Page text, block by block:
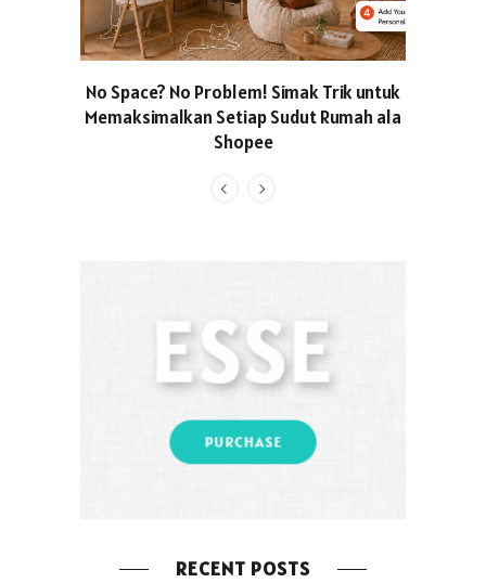
No Space? No Problem! Simak Trik untuk
Memaksimalkan Setiap Sudut Rumah ala
Shopee
RECENT POSTS